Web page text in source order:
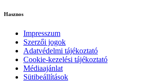
Hasznos
Impresszum
Szerzői jogok
Adatvédelmi tájékoztató
Cookie-kezelési tájékoztató
Médiaajánlat
Sütibeállítások